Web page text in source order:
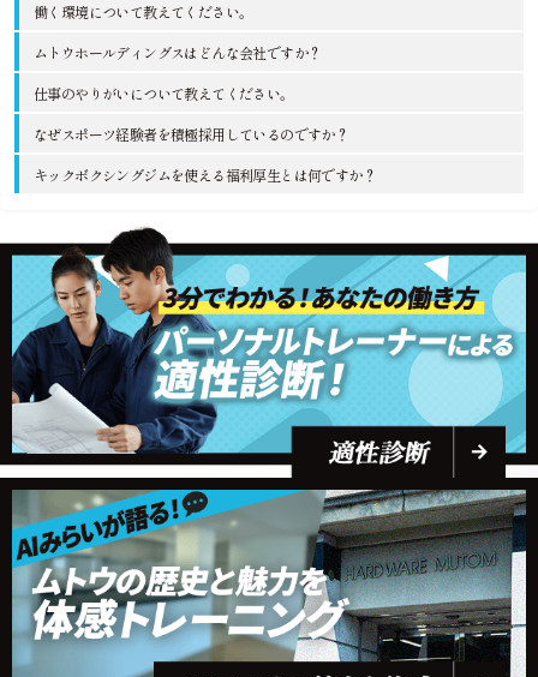
働く環境について教えてください。
ムトウホールディングスはどんな会社ですか？
仕事のやりがいについて教えてください。
なぜスポーツ経験者を積極採用しているのですか？
キックボクシングジムを使える福利厚生とは何ですか？